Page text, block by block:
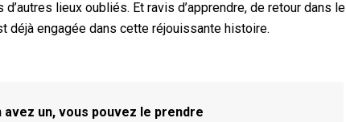
lieux oubliés. Et ravis d’apprendre, de retour dans le
déjà engagée dans cette réjouissante histoire.
un, vous pouvez le prendre